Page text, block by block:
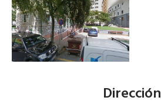
Dirección